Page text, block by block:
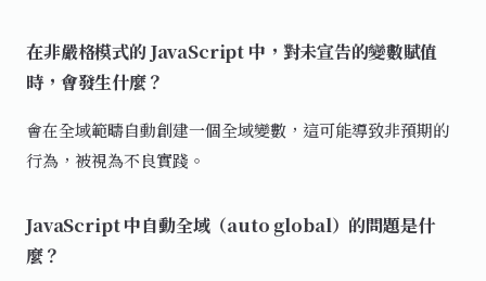
在非嚴格模式的 JavaScript 中，對未宣告的變數賦值
時，會發生什麼？
會在全域範疇自動創建一個全域變數，這可能導致非預期的
行為，被視為不良實踐。
JavaScript 中自動全域（auto global）的問題是什
麼？